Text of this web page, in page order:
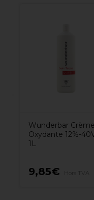
Wunderbar Crème
Oxydante 12%-
1L
9,85€